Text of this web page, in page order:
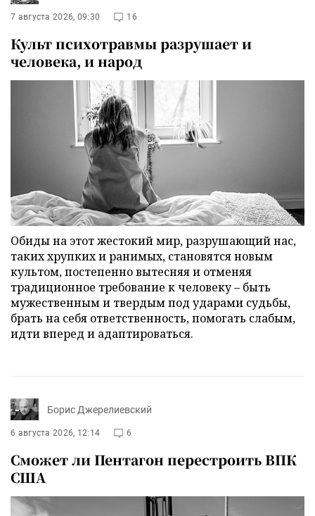
7 августа 2026, 09:30 16
Культ психотравмы разрушает и
человека, и народ
Обиды на этот жестокий мир, разрушающий нас,
таких хрупких и ранимых, становятся новым
культом, постепенно вытесняя и отменяя
традиционное требование к человеку – быть
мужественным и твердым под ударами судьбы,
брать на себя ответственность, помогать слабым,
идти вперед и адаптироваться.
Борис Джерелиевский
6 августа 2026, 12:14 6
Сможет ли Пентагон перестроить ВПК
США